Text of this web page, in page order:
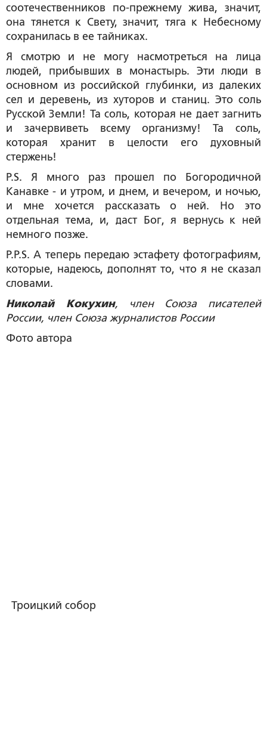
соотечественников по-прежнему жива, значит,
она тянется к Свету, значит, тяга к Небесному
сохранилась в ее тайниках.
Я смотрю и не могу насмотреться на лица
людей, прибывших в монастырь. Эти люди в
основном из российской глубинки, из далеких
сел и деревень, из хуторов и станиц. Это соль
Русской Земли! Та соль, которая не дает загнить
и зачервиветь всему организму! Та соль,
которая хранит в целости его духовный
стержень!
P.S. Я много раз прошел по Богородичной
Канавке - и утром, и днем, и вечером, и ночью,
и мне хочется рассказать о ней. Но это
отдельная тема, и, даст Бог, я вернусь к ней
немного позже.
P.P.S. А теперь передаю эстафету фотографиям,
которые, надеюсь, дополнят то, что я не сказал
словами.
Николай Кокухин, член Союза писателей
России, член Союза журналистов России
Фото автора
Троицкий собор